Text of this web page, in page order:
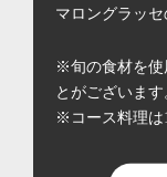
マロングラッ
※旬の食材を使
とがございます
※コース料理は